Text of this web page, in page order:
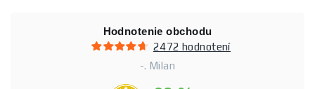
Hodnotenie obchodu
2472 hodnotení
-. Milan